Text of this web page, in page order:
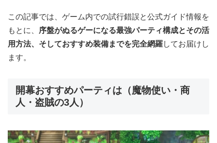
この記事では、ゲーム内での試行錯誤と公式ガイド情報を
もとに、
序盤がぬるゲーになる最強パーティ構成とその活
用方法、そしておすすめ装備までを完全網羅してお届けし
ます。
開幕おすすめパーティは（魔物使い・商
人・盗賊の3人）